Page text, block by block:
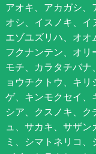
アオキ、アカガシ、
オシ、イスノキ、イ
エゾユズリハ、オオ
フクナンテン、オリ
モチ、カラタチバナ
ョウチクトウ、キ
ゲ、キンモクセイ、
シア、クスノキ、
ュ、サカキ、サザ
ミ、シマトネリコ